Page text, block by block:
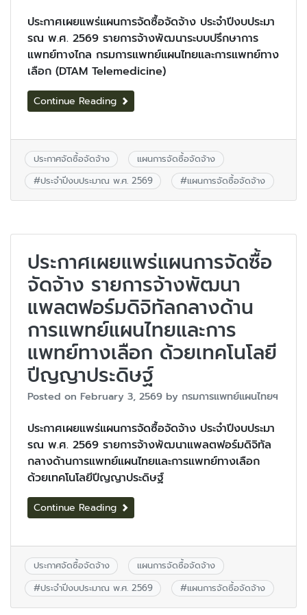
ประกาศเผยแพร่แผนการจัดซื้อจัดจ้าง ประจำปีงบประมา
รณ พ.ศ. 2569 รายการจ้างพัฒนาระบบปรึกษาการ
แพทย์ทางไกล กรมการแพทย์แผนไทยและการแพทย์ทาง
เลือก (DTAM Telemedicine)
Continue Reading
ประกาศจัดซื้อจัดจ้าง
แผนการจัดซื้อจัดจ้าง
#ประจำปีงบประมาณ พ.ศ. 2569 #แผนการจัดซื้อจัดจ้าง
ประกาศเผยแพร่แผนการจัดซื้อ
จัดจ้าง รายการจ้างพัฒนา
แพลตฟอร์มดิจิทัลกลางด้าน
การแพทย์แผนไทยและการ
แพทย์ทางเลือก ด้วยเทคโนโลยี
ปีญญาประดิษฐ์
Posted on February 3, 2569 by กรมการแพทย์แผนไทยฯ
ประกาศเผยแพร่แผนการจัดซื้อจัดจ้าง ประจำปีงบประมา
รณ พ.ศ. 2569 รายการจ้างพัฒนาแพลตฟอร์มดิจิทัล
กลางด้านการแพทย์แผนไทยและการแพทย์ทางเลือก
ด้วยเทคโนโลยีปีญญาประดิษฐ์
Continue Reading
ประกาศจัดซื้อจัดจ้าง
แผนการจัดซื้อจัดจ้าง
#ประจำปีงบประมาณ พ.ศ. 2569 #แผนการจัดซื้อจัดจ้าง